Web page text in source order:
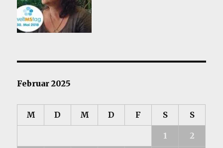
Februar 2025
M D M D F S S
1 2